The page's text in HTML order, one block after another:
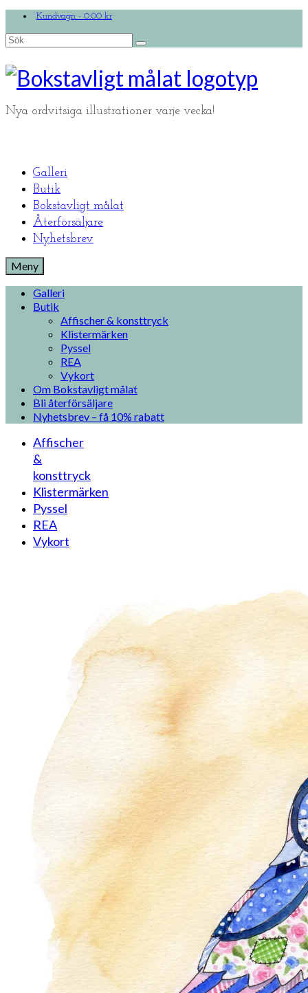
Kundvagn - 0.00 kr
Search
Nya ordvitsiga illustrationer varje vecka!
Galleri
Butik
Bokstavligt målat
Återförsäljare
Nyhetsbrev
Meny
Galleri
Butik
Affischer & konsttryck
Klistermärken
Pyssel
REA
Vykort
Om Bokstavligt målat
Bli återförsäljare
Nyhetsbrev – få 10% rabatt
Affischer
&
konsttryck
Klistermärken
Pyssel
REA
Vykort